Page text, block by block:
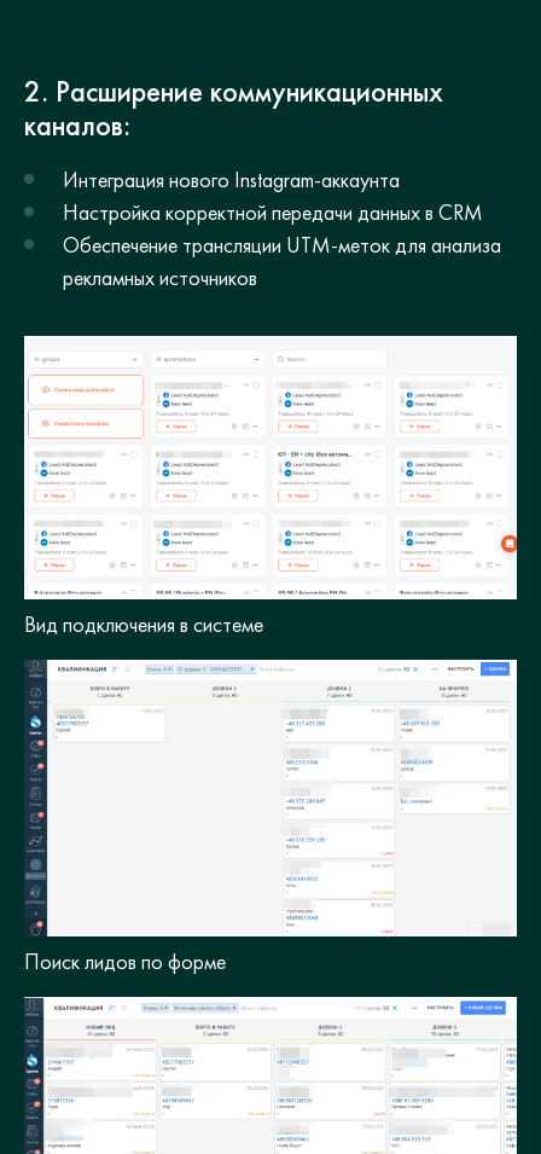
2. Расширение коммуникационных
каналов:
Интеграция нового Instagram-аккаунта
Настройка корректной передачи данных в CRM
Обеспечение трансляции UTM-меток для анализа
рекламных источников
Вид подключения в системе
Поиск лидов по форме